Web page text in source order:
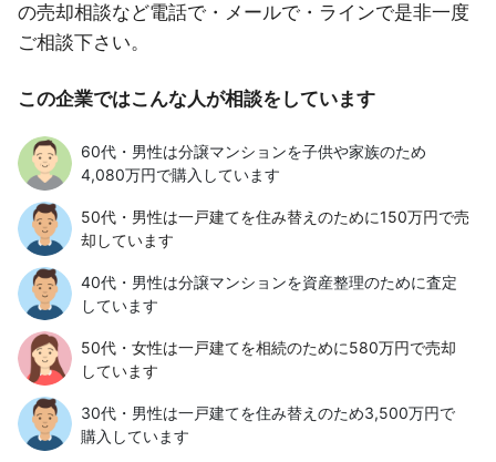
の売却相談など電話で・メールで・ラインで是非一度
ご相談下さい。
この企業ではこんな人が相談をしています
60代・男性は分譲マンションを子供や家族のため
4,080万円で購入しています
50代・男性は一戸建てを住み替えのために150万円で売
却しています
40代・男性は分譲マンションを資産整理のために査定
しています
50代・女性は一戸建てを相続のために580万円で売却
しています
30代・男性は一戸建てを住み替えのため3,500万円で
購入しています